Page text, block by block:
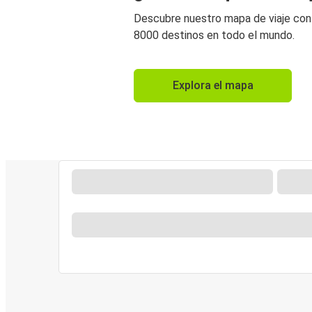
Descubre nuestro mapa de viaje
8000 destinos en todo el mundo.
Explora el mapa